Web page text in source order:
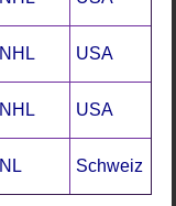
NHL USA
NHL USA
NL Schweiz